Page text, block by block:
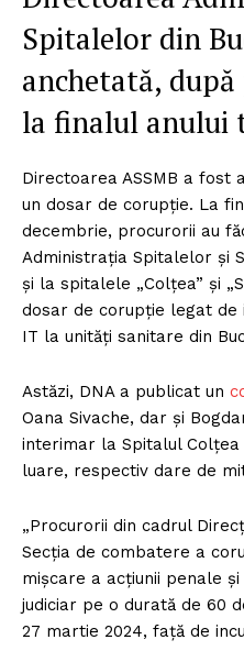
Spitalelor din
anchetată,
la finalul anului
Directoarea ASSMB a fost
un dosar de corupție. La
decembrie, procurorii au
Administraţia Spitalelor şi
şi la spitalele „Colţea” şi
dosar de corupţie legat
IT la unităţi sanitare din
Astăzi, DNA a publicat un
Oana Sivache, dar și
interimar la Spitalul
luare, respectiv dare de
„Procurorii din cadrul
Secția de combatere a
mișcare a acțiunii penale
judiciar pe o durată de 60
27 martie 2024, față de